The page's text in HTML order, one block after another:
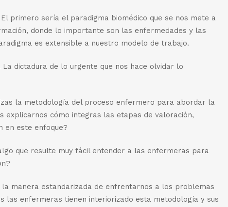
primero sería el paradigma biomédico que se nos mete a
donde lo importante son las enfermedades y las
es extensible a nuestro modelo de trabajo.
dictadura de lo urgente que nos hace olvidar lo
la metodología del proceso enfermero para abordar la
explicarnos cómo integras las etapas de valoración,
en este enfoque?
que resulte muy fácil entender a las enfermeras para
manera estandarizada de enfrentarnos a los problemas
las enfermeras tienen interiorizado esta metodología y sus